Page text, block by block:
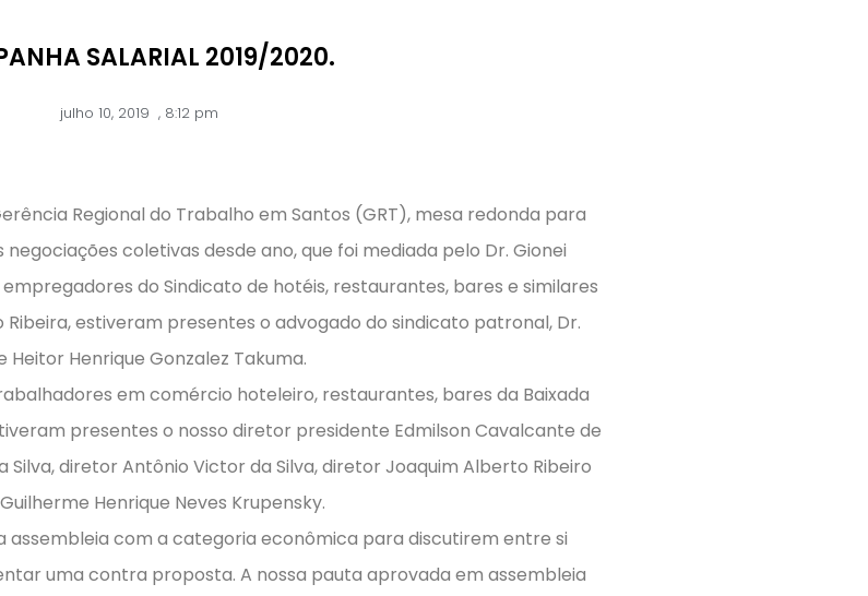
SALARIAL 2019/2020.
julho 10, 2019 ,8:12 pm
Regional do Trabalho em Santos (GRT), mesa redonda para
coletivas desde ano, que foi mediada pelo Dr. Gionei
do Sindicato de hotéis, restaurantes, bares e similares
Ribeira, estiveram presentes o advogado do sindicato patronal, Dr.
Henrique Gonzalez Takuma.
em comércio hoteleiro, restaurantes, bares da Baixada
presentes o nosso diretor presidente Edmilson Cavalcante de
diretor Antônio Victor da Silva, diretor Joaquim Alberto Ribeiro
Henrique Neves Krupensky.
assembleia com a categoria econômica para discutirem entre si
uma contra proposta. A nossa pauta aprovada em assembleia